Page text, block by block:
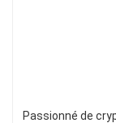
Passionné de